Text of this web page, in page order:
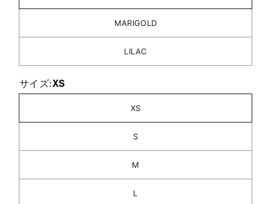
MARIGOLD
LILAC
サイズ:XS
XS
S
M
L